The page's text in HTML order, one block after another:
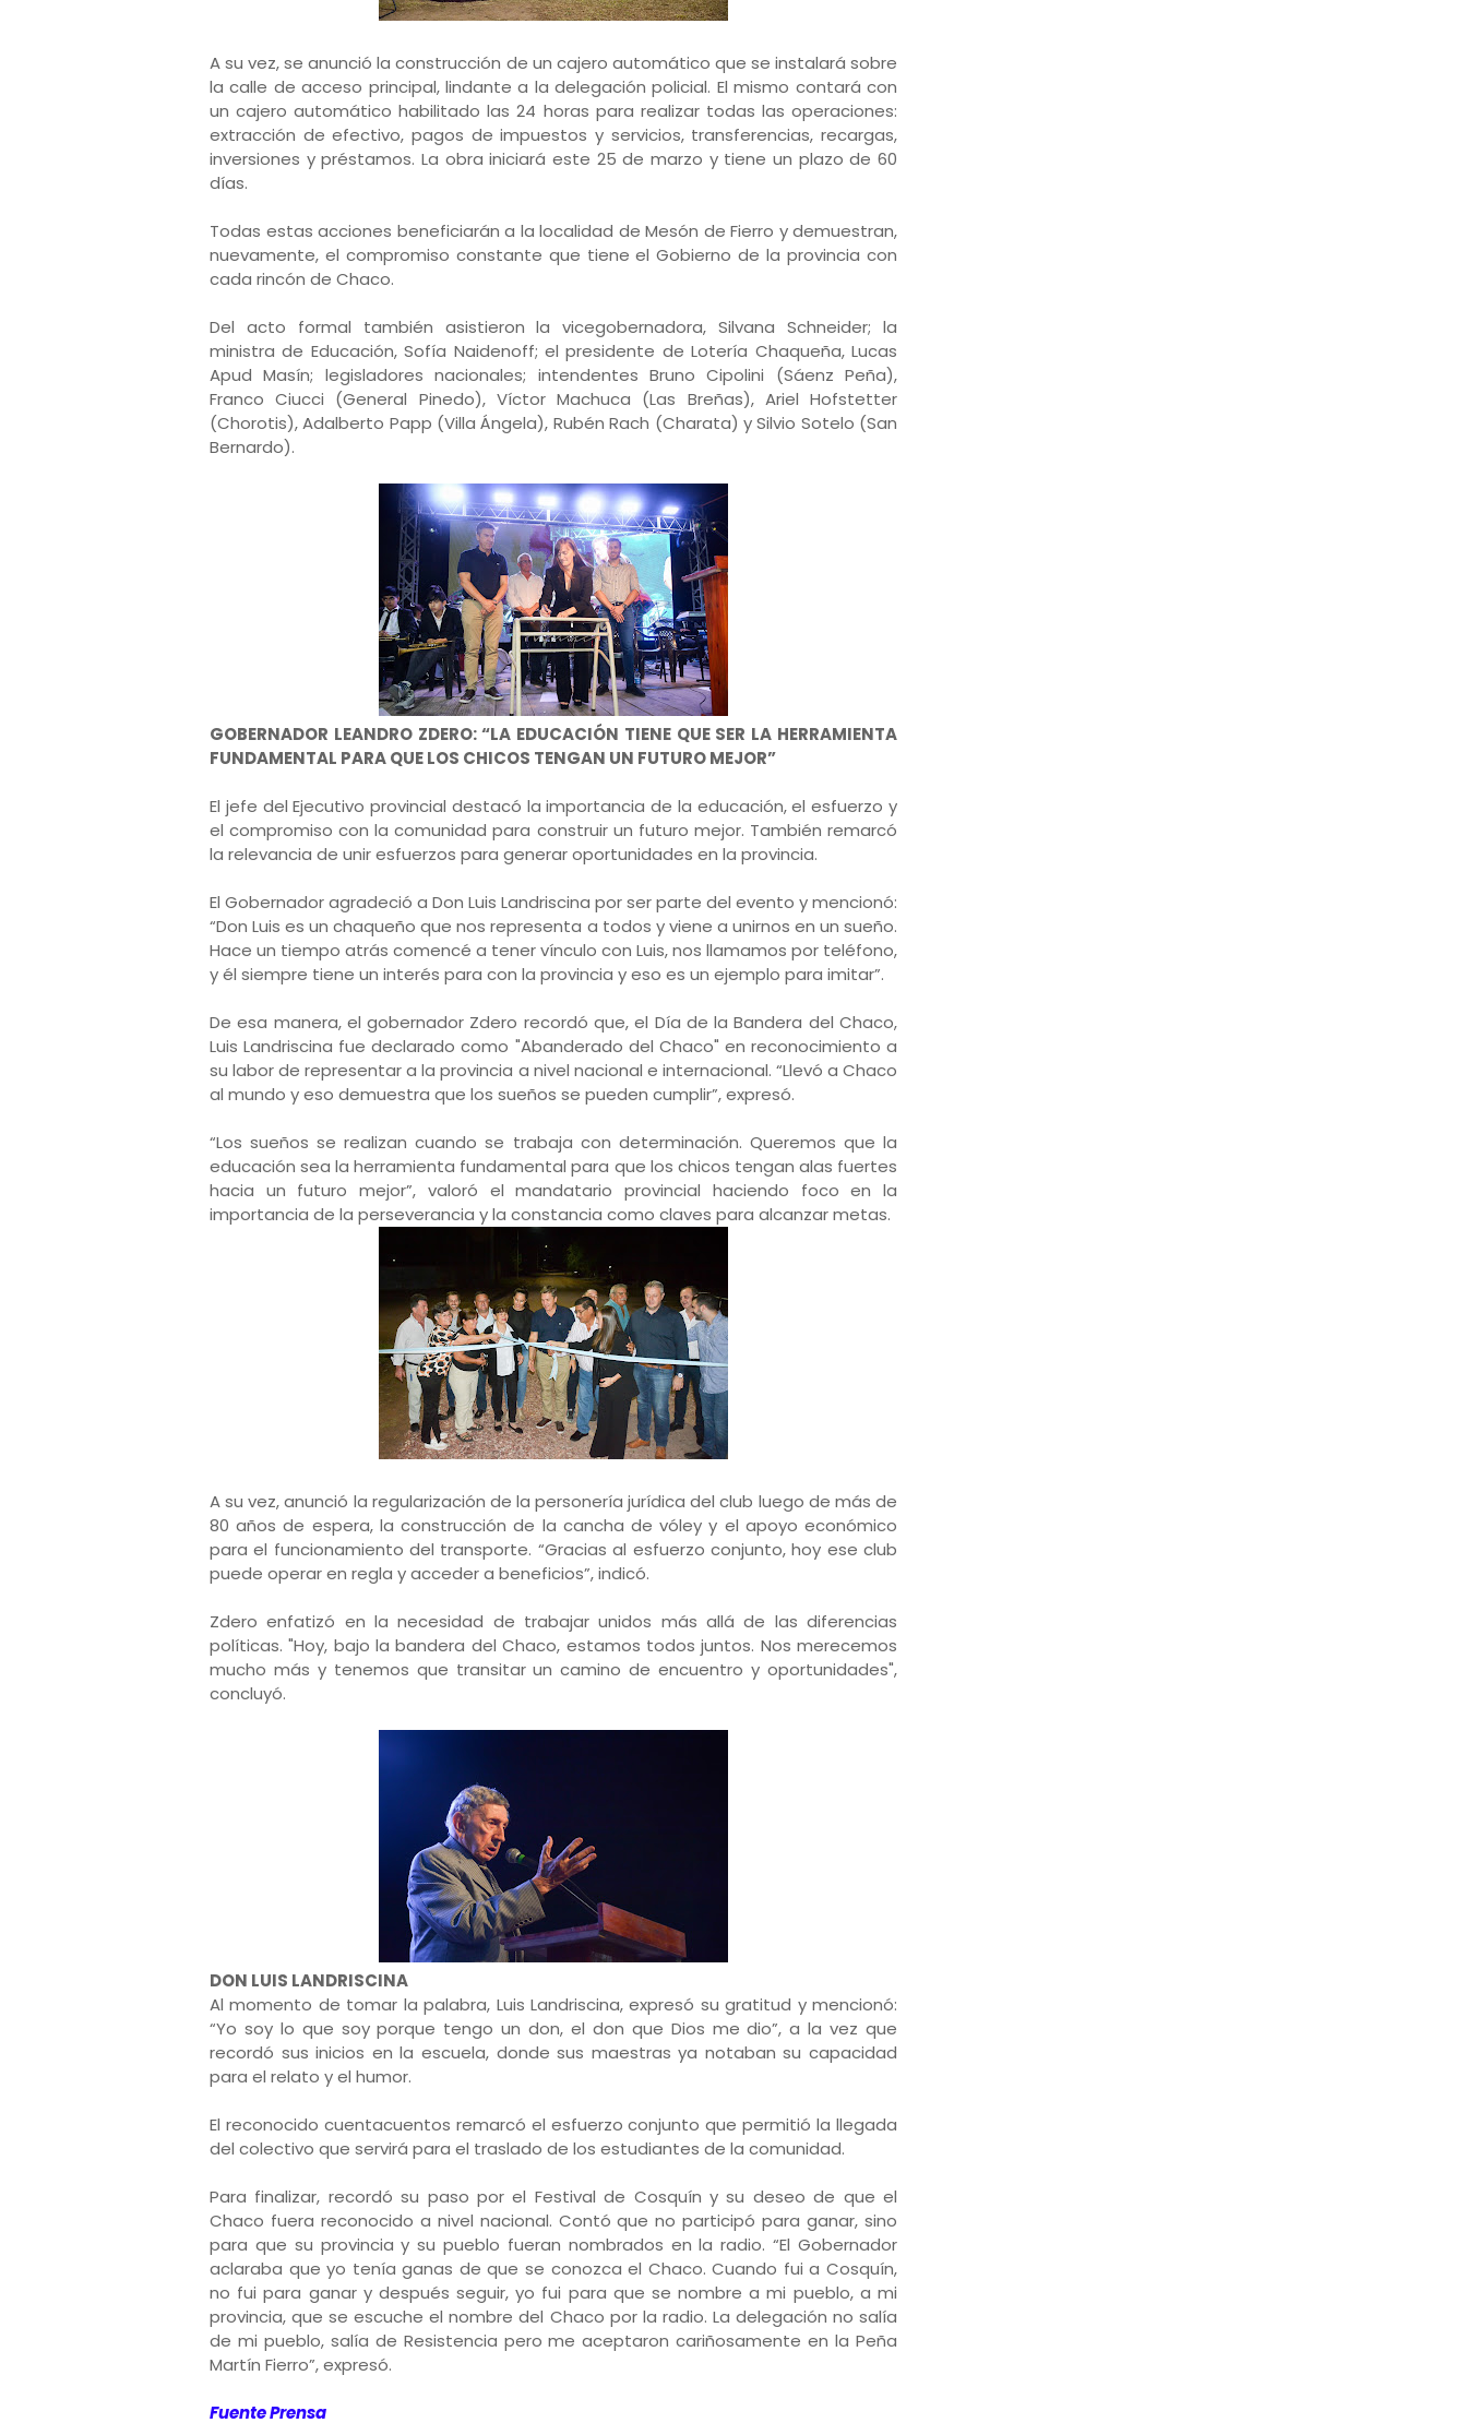
A su vez, se anunció la construcción de un cajero automático que se instalará sobre
la calle de acceso principal, lindante a la delegación policial. El mismo contará con
un cajero automático habilitado las 24 horas para realizar todas las operaciones:
extracción de efectivo, pagos de impuestos y servicios, transferencias, recargas,
inversiones y préstamos. La obra iniciará este 25 de marzo y tiene un plazo de 60
días.
Todas estas acciones beneficiarán a la localidad de Mesón de Fierro y demuestran,
nuevamente, el compromiso constante que tiene el Gobierno de la provincia con
cada rincón de Chaco.
Del acto formal también asistieron la vicegobernadora, Silvana Schneider; la
ministra de Educación, Sofía Naidenoff; el presidente de Lotería Chaqueña, Lucas
Apud Masín; legisladores nacionales; intendentes Bruno Cipolini (Sáenz Peña),
Franco Ciucci (General Pinedo), Víctor Machuca (Las Breñas), Ariel Hofstetter
(Chorotis), Adalberto Papp (Villa Ángela), Rubén Rach (Charata) y Silvio Sotelo (San
Bernardo).
GOBERNADOR LEANDRO ZDERO: “LA EDUCACIÓN TIENE QUE SER LA HERRAMIENTA
FUNDAMENTAL PARA QUE LOS CHICOS TENGAN UN FUTURO MEJOR”
El jefe del Ejecutivo provincial destacó la importancia de la educación, el esfuerzo y
el compromiso con la comunidad para construir un futuro mejor. También remarcó
la relevancia de unir esfuerzos para generar oportunidades en la provincia.
El Gobernador agradeció a Don Luis Landriscina por ser parte del evento y mencionó:
“Don Luis es un chaqueño que nos representa a todos y viene a unirnos en un sueño.
Hace un tiempo atrás comencé a tener vínculo con Luis, nos llamamos por teléfono,
y él siempre tiene un interés para con la provincia y eso es un ejemplo para imitar”.
De esa manera, el gobernador Zdero recordó que, el Día de la Bandera del Chaco,
Luis Landriscina fue declarado como "Abanderado del Chaco" en reconocimiento a
su labor de representar a la provincia a nivel nacional e internacional. “Llevó a Chaco
al mundo y eso demuestra que los sueños se pueden cumplir”, expresó.
“Los sueños se realizan cuando se trabaja con determinación. Queremos que la
educación sea la herramienta fundamental para que los chicos tengan alas fuertes
hacia un futuro mejor”, valoró el mandatario provincial haciendo foco en la
importancia de la perseverancia y la constancia como claves para alcanzar metas.
A su vez, anunció la regularización de la personería jurídica del club luego de más de
80 años de espera, la construcción de la cancha de vóley y el apoyo económico
para el funcionamiento del transporte. “Gracias al esfuerzo conjunto, hoy ese club
puede operar en regla y acceder a beneficios”, indicó.
Zdero enfatizó en la necesidad de trabajar unidos más allá de las diferencias
políticas. "Hoy, bajo la bandera del Chaco, estamos todos juntos. Nos merecemos
mucho más y tenemos que transitar un camino de encuentro y oportunidades",
concluyó.
DON LUIS LANDRISCINA
Al momento de tomar la palabra, Luis Landriscina, expresó su gratitud y mencionó:
“Yo soy lo que soy porque tengo un don, el don que Dios me dio”, a la vez que
recordó sus inicios en la escuela, donde sus maestras ya notaban su capacidad
para el relato y el humor.
El reconocido cuentacuentos remarcó el esfuerzo conjunto que permitió la llegada
del colectivo que servirá para el traslado de los estudiantes de la comunidad.
Para finalizar, recordó su paso por el Festival de Cosquín y su deseo de que el
Chaco fuera reconocido a nivel nacional. Contó que no participó para ganar, sino
para que su provincia y su pueblo fueran nombrados en la radio. “El Gobernador
aclaraba que yo tenía ganas de que se conozca el Chaco. Cuando fui a Cosquín,
no fui para ganar y después seguir, yo fui para que se nombre a mi pueblo, a mi
provincia, que se escuche el nombre del Chaco por la radio. La delegación no salía
de mi pueblo, salía de Resistencia pero me aceptaron cariñosamente en la Peña
Martín Fierro”, expresó.
Fuente Prensa